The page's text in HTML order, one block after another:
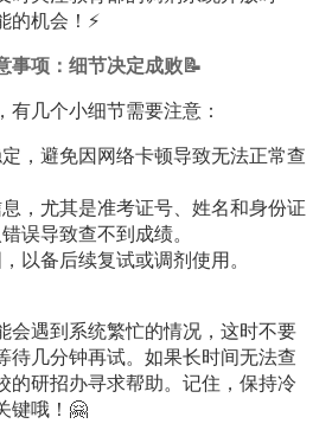
的机会！⚡️
事项：细节决定成败📝
有几个小细节需要注意：
，避免因网络卡顿导致无法正常查
，尤其是准考证号、姓名和身份证
误导致查不到成绩。
以备后续复试或调剂使用。
会遇到系统繁忙的情况，这时不要
待几分钟再试。如果长时间无法查
的研招办寻求帮助。记住，保持冷
键哦！🤗